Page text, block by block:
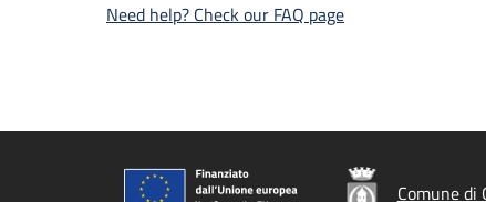
Need help? Check our FAQ page
Comune di